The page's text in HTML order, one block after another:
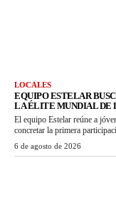
LOCALES
EQUIPO ESTELAR
LA ÉLITE MUNDIAL DE
El equipo Estelar reúne a
concretar la primera
6 de agosto de 2026